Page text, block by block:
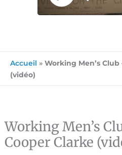
Accueil » Working Men’s
(vidéo)
Working Men’s
Cooper Clarke